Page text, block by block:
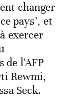
changer
pays", et
exercer
de l'AFP
Rewmi,
Seck.